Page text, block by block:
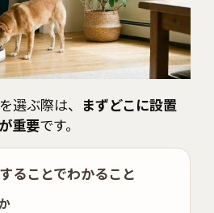
選ぶ際は、 まずどこに設置
重要です。
ることでわかること